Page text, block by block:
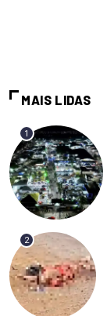
MAIS LIDAS
1
2